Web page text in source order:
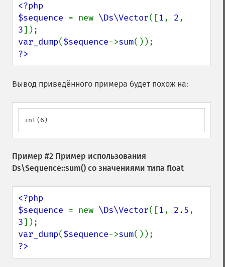
<?php
$sequence = new \Ds\Vector([1, 2
3
var_dump($sequence->sum
?>
Вывод приведённого примера будет похож на:
int(6)
Пример #2 Пример использования
Ds\Sequence::sum() со значениями типа float
<?php
$sequence = new \Ds\Vector([1, 2.5
3
var_dump($sequence->sum
?>